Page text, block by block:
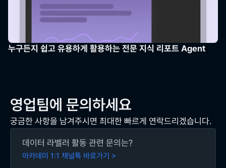
누구든지 쉽고 유용하게 활용하는 전문 지식 리포트 Agent
영업팀에 문의하세요
궁금한 사항을 남겨주시면 최대한 빠르게 연락드리겠습니다.
데이터 라벨러 활동 관련 문의는?
아카데미 1:1 채널톡 바로가기 >